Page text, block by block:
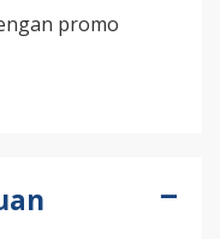
promo